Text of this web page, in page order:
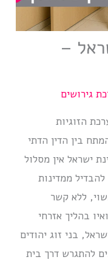
–
גירושים
הזוגיות
בין הדין הדתי
ישראל אין מסלול
להבדיל ממדינות
ללא קשר
בהליך אזרחי
בני זוג יהודים
להתגרש דרך בית